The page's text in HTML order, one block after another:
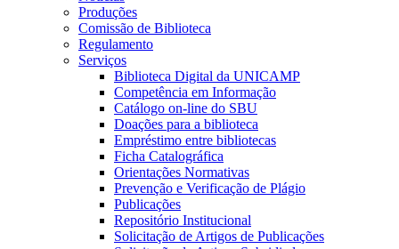
Produções
Comissão de Biblioteca
Regulamento
Serviços
Biblioteca Digital da UNICAMP
Competência em Informação
Catálogo on-line do SBU
Doações para a biblioteca
Empréstimo entre bibliotecas
Ficha Catalográfica
Orientações Normativas
Prevenção e Verificação de Plágio
Publicações
Repositório Institucional
Solicitação de Artigos de Publicações